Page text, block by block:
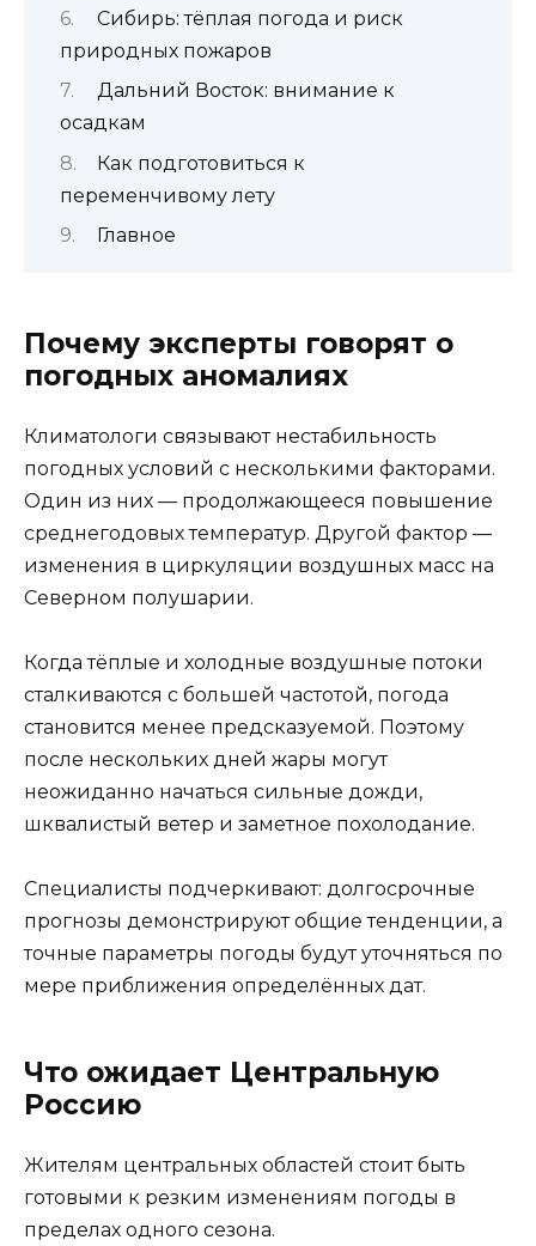
Сибирь: тёплая погода и риск
природных пожаров
Дальний Восток: внимание к
осадкам
Как подготовиться к
переменчивому лету
Главное
Почему эксперты говорят о
погодных аномалиях
Климатологи связывают нестабильность
погодных условий с несколькими факторами.
Один из них — продолжающееся повышение
среднегодовых температур. Другой фактор —
изменения в циркуляции воздушных масс на
Северном полушарии.
Когда тёплые и холодные воздушные потоки
сталкиваются с большей частотой, погода
становится менее предсказуемой. Поэтому
после нескольких дней жары могут
неожиданно начаться сильные дожди,
шквалистый ветер и заметное похолодание.
Специалисты подчеркивают: долгосрочные
прогнозы демонстрируют общие тенденции, а
точные параметры погоды будут уточняться по
мере приближения определённых дат.
Что ожидает Центральную
Россию
Жителям центральных областей стоит быть
готовыми к резким изменениям погоды в
пределах одного сезона.